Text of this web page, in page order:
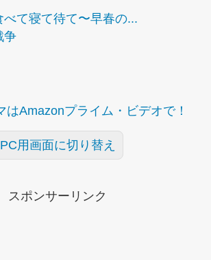
べて寝て待て〜早春の...
争
はAmazonプライム・ビデオで！
PC用画面に切り替え
スポンサーリンク